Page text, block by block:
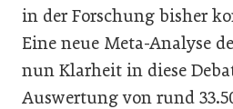
in der Forschung bisher
Eine neue Meta-Analyse
nun Klarheit in diese
Auswertung von rund